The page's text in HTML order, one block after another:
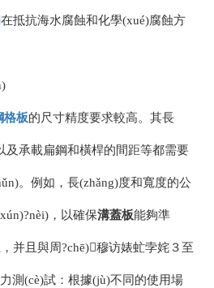
在抵抗海水腐蝕和化學(xué)腐蝕方
格板的尺寸精度要求較高。其長
以及承載扁鋼和橫桿的間距等都需要
。例如，長(zhǎng)度和寬度的公
，以確保溝蓋板能夠準
并且與周?chē)穆访婊虻孛姹３至
測(cè)試：根據(jù)不同的使用場